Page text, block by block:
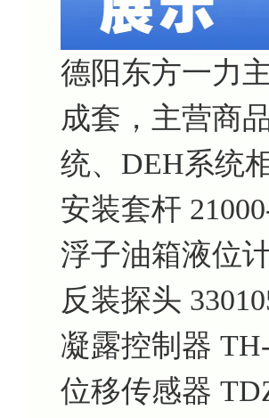
德阳东方一力
成套，主营商
统、DEH系统
安装套杆
浮子油箱液位
反装探头
凝露控制器
位移传感器